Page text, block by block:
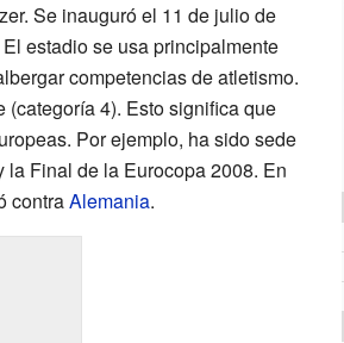
Se inauguró el 11 de julio de
estadio se usa principalmente
competencias de atletismo.
4). Esto significa que
Por ejemplo, ha sido sede
la Final de la Eurocopa 2008. En
contraAlemania.